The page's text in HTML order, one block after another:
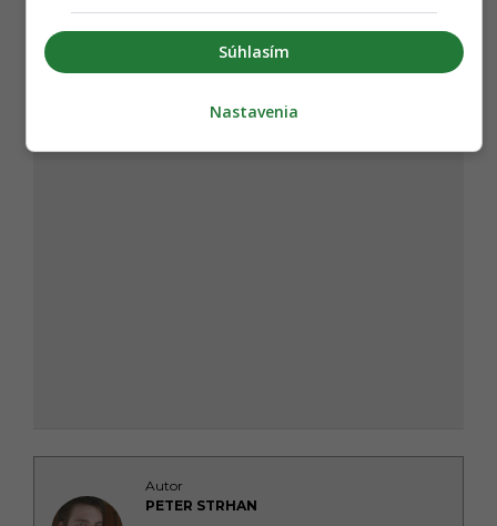
Autor
PETER STRHAN
Súhlasím
Nastavenia